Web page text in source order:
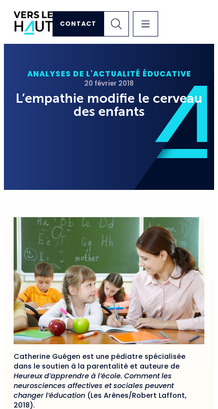
CONTACT
ANALYSES DE L'ACTUALITÉ ÉDUCATIVE
20 février 2018
L’empathie modifie le cerveau
des enfants
Catherine Guégen est une pédiatre spécialisée
dans le soutien à la parentalité et auteure de
Heureux d’apprendre à l’école. Comment les
neurosciences affectives et sociales peuvent
changer l’éducation (Les Arènes/Robert Laffont,
2018).